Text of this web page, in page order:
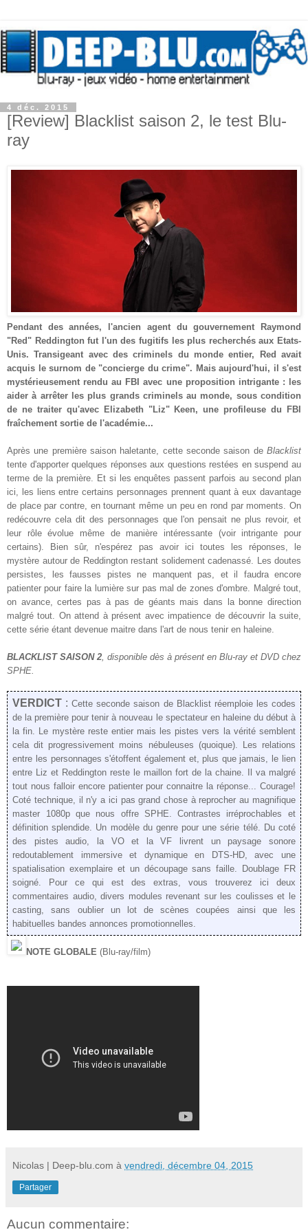
4 déc. 2015
[Review] Blacklist saison 2, le test Blu-
ray
Pendant des années, l'ancien agent du gouvernement Raymond
"Red" Reddington fut l'un des fugitifs les plus recherchés aux Etats-
Unis. Transigeant avec des criminels du monde entier, Red avait
acquis le surnom de "concierge du crime". Mais aujourd'hui, il s'est
mystérieusement rendu au FBI avec une proposition intrigante : les
aider à arrêter les plus grands criminels au monde, sous condition
de ne traiter qu'avec Elizabeth "Liz" Keen, une profileuse du FBI
fraîchement sortie de l'académie...
Après une première saison haletante, cette seconde saison deBlacklist
tente d'apporter quelques réponses aux questions restées en suspend au
terme de la première. Et si les enquêtes passent parfois au second plan
ici, les liens entre certains personnages prennent quant à eux davantage
de placepar contre, en tournant même un peu en rond par moments. On
redécouvre cela dit des personnages que l'on pensait ne plus revoir, et
leur rôle évolue même de manière intéressante (voir intrigante pour
certains). Bien sûr, n'espérez pas avoir ici toutes les réponses, le
mystère autour de Reddington restant solidement cadenassé. Les doutes
persistes, les fausses pistes ne manquent pas, et il faudra encore
patienter pour faire la lumière sur pas mal de zones d'ombre. Malgré tout,
on avance, certes pas à pas de géants mais dans la bonne direction
malgré tout. On attend à présent avec impatience dedécouvrir la suite,
cette série étant devenue maitre dans l'art de nous tenir en haleine.
BLACKLIST SAISON 2, disponible dès à présent en Blu-ray et DVD chez
SPHE.
VERDICT :Cette seconde saison de Blacklist réemploieles codes
de la première pour tenirà nouveau le spectateur en haleine du début à
la fin. Le mystère reste entiermais les pistes vers la vérité semblent
cela dit progressivement moins nébuleuses (quoique). Les relations
entre les personnages s'étoffent également et, plus que jamais, le lien
entre Liz et Reddington reste le maillon fort de la chaine. Il va malgré
tout nous falloirencore patienterpour connaitre la réponse... Courage!
Coté technique, il n'y a ici pas grand chose à reprocher au magnifique
master 1080p que nous offre SPHE. Contrastes irréprochables et
définition splendide. Un modèle du genre pour une série télé. Du coté
des pistes audio, la VO et la VF livrent un paysage sonore
redoutablement immersive et dynamique en DTS-HD, avec une
spatialisation exemplaire et un découpage sans faille. Doublage FR
soigné. Pour ce qui est des extras, vous trouverez ici deux
commentaires audio, divers modules revenant sur les coulisses et l e
casting, sans oublier un lot de scènes coupées ainsi que
les
habituelles bandes annonces promotionnelles.
NOTE GLOBALE (Blu-ray/film)
Nicolas | Deep-blu.com à vendredi, décembre 04, 2015
Partager
Aucun commentaire: